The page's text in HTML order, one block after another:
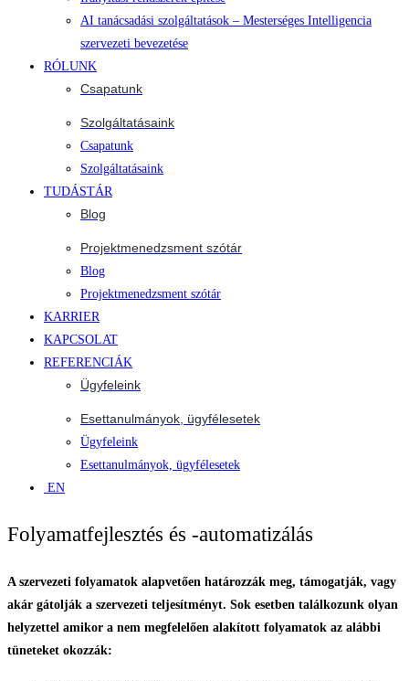
AI tanácsadási szolgáltatások – Mesterséges Intelligencia
szervezeti bevezetése
RÓLUNK
Csapatunk
Szolgáltatásaink
Csapatunk
Szolgáltatásaink
TUDÁSTÁR
Blog
Projektmenedzsment szótár
Blog
Projektmenedzsment szótár
KARRIER
KAPCSOLAT
REFERENCIÁK
Ügyfeleink
Esettanulmányok, ügyfélesetek
Ügyfeleink
Esettanulmányok, ügyfélesetek
EN
Folyamatfejlesztés és -automatizálás
A szervezeti folyamatok alapvetően határozzák meg, támogatják, vagy
akár gátolják a szervezeti teljesítményt. Sok esetben találkozunk olyan
helyzettel amikor a nem megfelelően alakított folyamatok az alábbi
tüneteket okozzák: